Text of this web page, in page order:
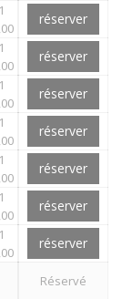
réserver
réserver
réserver
réserver
réserver
réserver
réserver
Réservé